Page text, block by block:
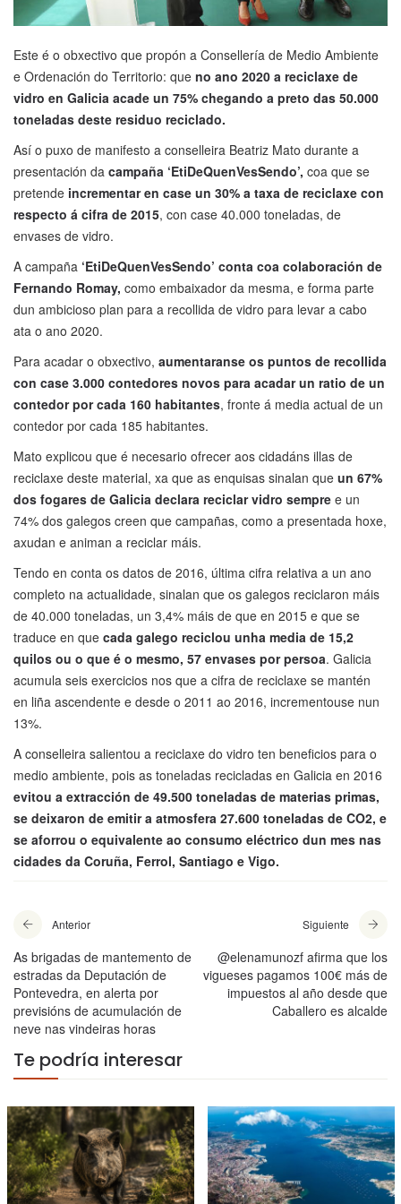
Este é o obxectivo que propón a Consellería de Medio Ambiente
e Ordenación do Territorio: que no ano 2020 a reciclaxe de
vidro en Galicia acade un 75% chegando a preto das 50.000
toneladas deste residuo reciclado.
Así o puxo de manifesto a conselleira Beatriz Mato durante a
presentación da campaña ‘EtiDeQuenVesSendo’, coa que se
pretende incrementar en case un 30% a taxa de reciclaxe con
respecto á cifra de 2015, con case 40.000 toneladas, de
envases de vidro.
A campaña ‘EtiDeQuenVesSendo’ conta coa colaboración de
Fernando Romay, como embaixador da mesma, e forma parte
dun ambicioso plan para a recollida de vidro para levar a cabo
ata o ano 2020.
Para acadar o obxectivo, aumentaranse os puntos de recollida
con case 3.000 contedores novos para acadar un ratio de un
contedor por cada 160 habitantes, fronte á media actual de un
contedor por cada 185 habitantes.
Mato explicou que é necesario ofrecer aos cidadáns illas de
reciclaxe deste material, xa que as enquisas sinalan que un 67%
dos fogares de Galicia declara reciclar vidro sempre e un
74% dos galegos creen que campañas, como a presentada hoxe,
axudan e animan a reciclar máis.
Tendo en conta os datos de 2016, última cifra relativa a un ano
completo na actualidade, sinalan que os galegos reciclaron máis
de 40.000 toneladas, un 3,4% máis de que en 2015 e que se
traduce en que cada galego reciclou unha media de 15,2
quilos ou o que é o mesmo, 57 envases por persoa. Galicia
acumula seis exercicios nos que a cifra de reciclaxe se mantén
en liña ascendente e desde o 2011 ao 2016, incrementouse nun
13%.
A conselleira salientou a reciclaxe do vidro ten beneficios para o
medio ambiente, pois as toneladas recicladas en Galicia en 2016
evitou a extracción de 49.500 toneladas de materias primas,
se deixaron de emitir a atmosfera 27.600 toneladas de CO2, e
se aforrou o equivalente ao consumo eléctrico dun mes nas
cidades da Coruña, Ferrol, Santiago e Vigo.
Anterior
As brigadas de mantemento de
estradas da Deputación de
Pontevedra, en alerta por
previsións de acumulación de
neve nas vindeiras horas
Siguiente
@elenamunozf afirma que los
vigueses pagamos 100€ más de
impuestos al año desde que
Caballero es alcalde
Te podría interesar